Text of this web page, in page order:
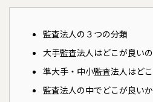
監査法人の３つの分類
大手監査法人はどこが良い
準大手・中小監査法人はど
監査法人の中でどこが良い